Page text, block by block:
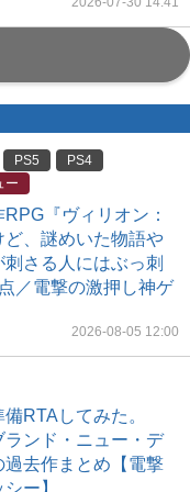
PS5
PS4
ー
『ヴィリオン：
、謎めいた物語や
さる人にはぶっ刺
／電撃の激押し神ゲ
2026-08-05 12:00
RTAしてみた。
ランド・ニュー・デ
去作まとめ【電撃
ー】